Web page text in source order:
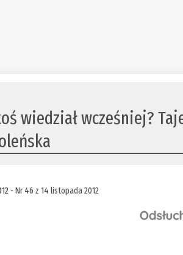
wiedział wcześniej?
-Nr 46 z 14 listopada 2012